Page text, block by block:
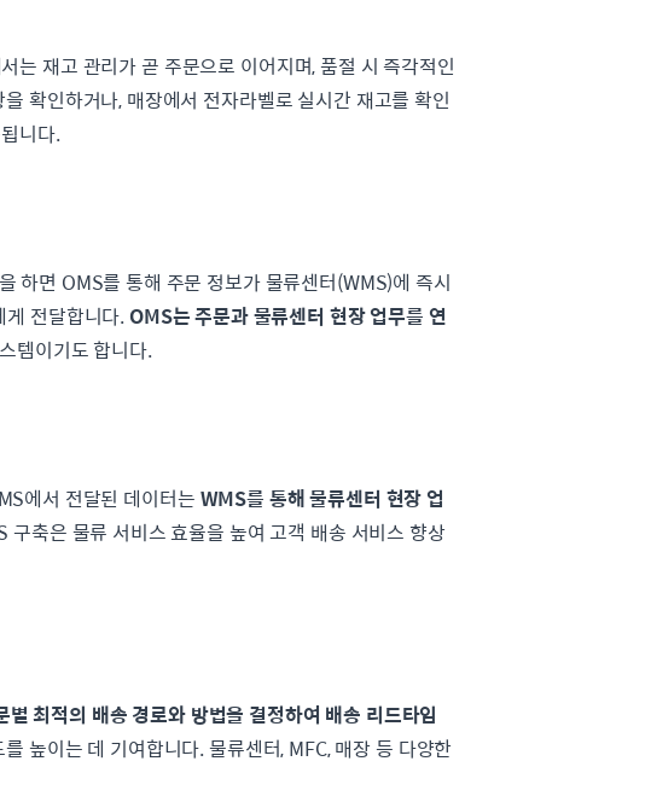
는 재고 관리가 곧 주문으로 이어지며, 품절 시 즉각적인
확인하거나, 매장에서 전자라벨로 실시간 재고를 확인
니다.
하면 OMS를 통해 주문 정보가 물류센터(WMS)에 즉시
전달합니다. OMS는 주문과 물류센터 현장 업무를 연
템이기도 합니다.
에서 전달된 데이터는 WMS를 통해 물류센터 현장 업
축은 물류 서비스 효율을 높여 고객 배송 서비스 향상
최적의 배송 경로와 방법을 결정하여 배송 리드타임
높이는 데 기여합니다. 물류센터, MFC, 매장 등 다양한